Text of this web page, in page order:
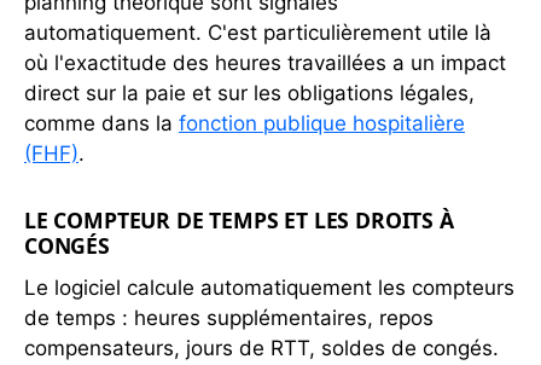
automatiquement. C'est particulièrement utile là
où l'exactitude des heures travaillées a un impact
direct sur la paie et sur les obligations légales,
comme dans la fonction publique hospitalière
(FHF).
LE COMPTEUR DE TEMPS ET LES DROITS À
CONGÉS
Le logiciel calcule automatiquement les compteurs
de temps : heures supplémentaires, repos
compensateurs, jours de RTT, soldes de congés.